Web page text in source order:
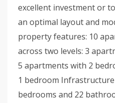
excellent investment or
an optimal layout and
property features: 10
across two levels: 3
5 apartments with 2
1 bedroom Infrastructure
bedrooms and 22